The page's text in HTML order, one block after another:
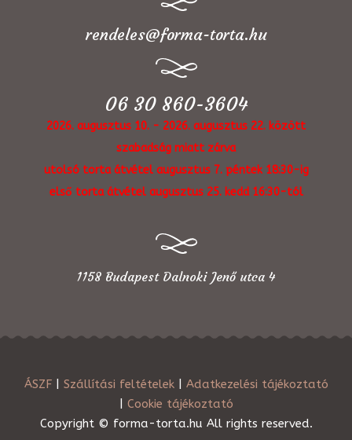
rendeles@forma-torta.hu
06 30 860-3604
2026. augusztus 10. - 2026. augusztus 22. között
szabadság miatt zárva
utolsó torta átvétel augusztus 7. péntek 18:30-ig
első torta átvétel augusztus 25. kedd 16:30-tól
1158 Budapest Dalnoki Jenő utca 4
ÁSZF| Szállítási feltételek| Adatkezelési tájékoztató
Cookie tájékoztató
Copyright © forma-torta.hu All rights reserved.